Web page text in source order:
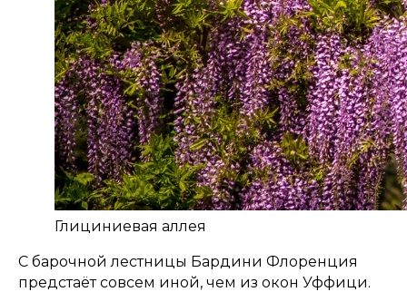
Глициниевая аллея
С барочной лестницы Бардини Флоренция
предстаёт совсем иной, чем из окон Уффици.